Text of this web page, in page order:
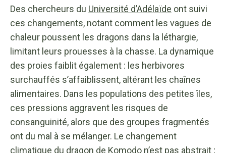
Des chercheurs du Université d’Adélaïde ont suivi
ces changements, notant comment les vagues de
chaleur poussent les dragons dans la léthargie,
limitant leurs prouesses à la chasse. La dynamique
des proies faiblit également : les herbivores
surchauffés s’affaiblissent, altérant les chaînes
alimentaires. Dans les populations des petites îles,
ces pressions aggravent les risques de
consanguinité, alors que des groupes fragmentés
ont du mal à se mélanger. Le changement
climatique du dragon de Komodo n’est pas abstrait ;